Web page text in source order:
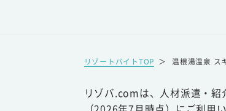
リゾートバイトTOP ＞ 温根湯温泉 ス
リゾバ.comは、人材派遣・